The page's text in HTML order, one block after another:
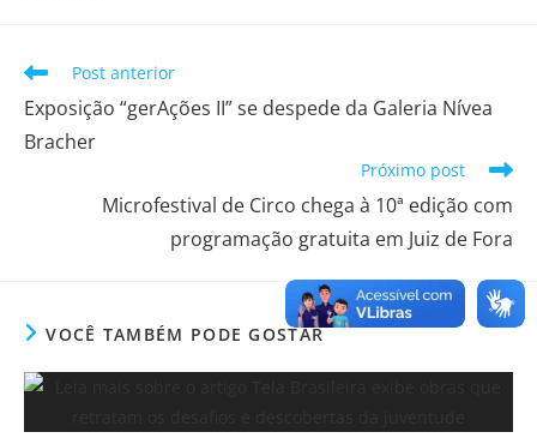
Post anterior
Exposição “gerAções II” se despede da Galeria Nívea
Bracher
Próximo post
Microfestival de Circo chega à 10ª edição com
programação gratuita em Juiz de Fora
VOCÊ TAMBÉM PODE GOSTAR